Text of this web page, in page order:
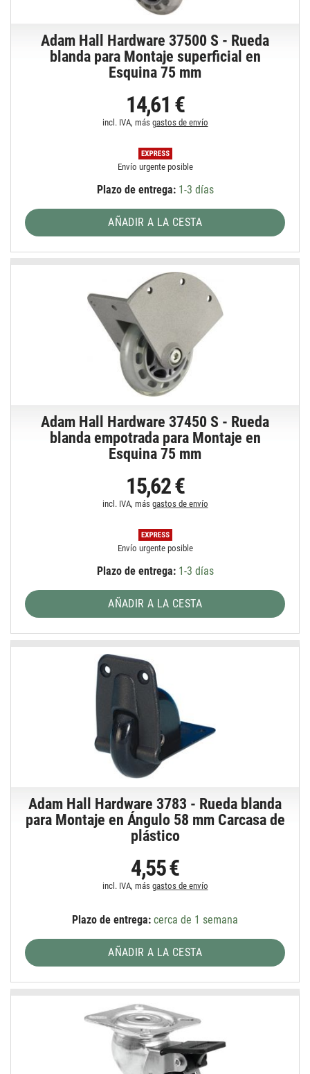
Adam Hall Hardware 37500 S - Rueda
blanda para Montaje superficial en
Esquina 75 mm
14,61 €
incl. IVA, más gastos de envío
Envío urgente posible
Plazo de entrega:1-3 días
AÑADIR A LA CESTA
Adam Hall Hardware 37450 S - Rueda
blanda empotrada para Montaje en
Esquina 75 mm
15,62 €
incl. IVA, más gastos de envío
Envío urgente posible
Plazo de entrega:1-3 días
AÑADIR A LA CESTA
Adam Hall Hardware 3783 - Rueda blanda
para Montaje en Ángulo 58 mm Carcasa de
plástico
4,55 €
incl. IVA, más gastos de envío
Plazo de entrega: cerca de 1 semana
AÑADIR A LA CESTA